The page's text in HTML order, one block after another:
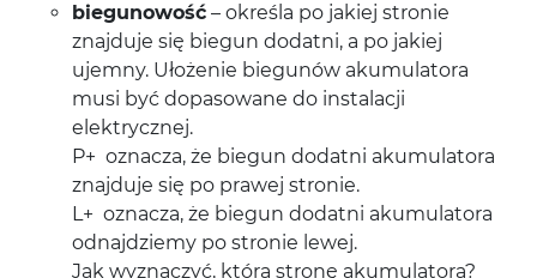
biegunowość – określa po jakiej stronie
znajduje się biegun dodatni, a po jakiej
ujemny. Ułożenie biegunów akumulatora
musi być dopasowane do instalacji
elektrycznej.
P+ oznacza, że biegun dodatni akumulatora
znajduje się po prawej stronie.
L+ oznacza, że biegun dodatni akumulatora
odnajdziemy po stronie lewej.
Jak wyznaczyć, która stronę akumulatora?